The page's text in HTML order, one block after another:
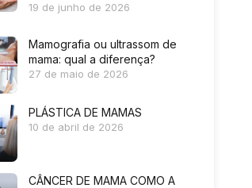
19 de junho de 2026
Mamografia ou ultrassom de
mama: qual a diferença?
27 de maio de 2026
PLÁSTICA DE MAMAS
10 de abril de 2026
CÂNCER DE MAMA COMO A